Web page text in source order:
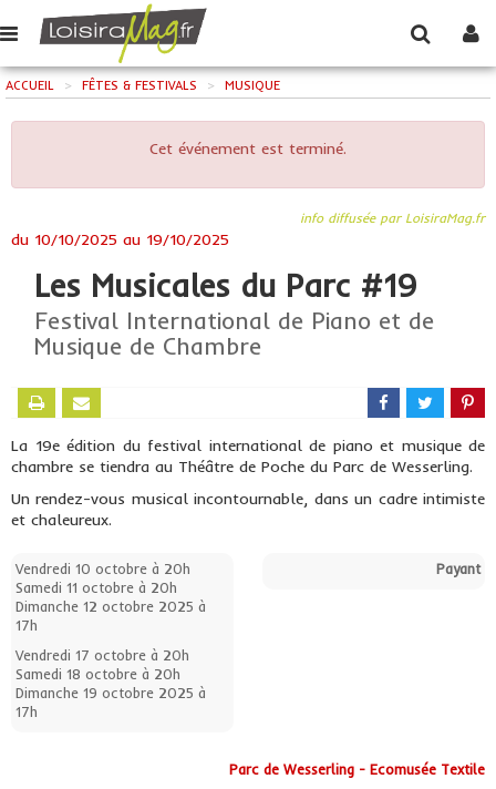
ACCUEIL > FÊTES & FESTIVALS > MUSIQUE
Cet événement est terminé.
info diffusée par LoisiraMag.fr
du 10/10/2025 au 19/10/2025
Les Musicales du Parc #19
Festival International de Piano et de
Musique de Chambre
La 19e édition du festival international de piano et musique de
chambre se tiendra au Théâtre de Poche du Parc de Wesserling.
Un rendez-vous musical incontournable, dans un cadre intimiste
et chaleureux.
Vendredi 10 octobre à 20h
Samedi 11 octobre à 20h
Dimanche 12 octobre 2025 à
17h
Vendredi 17 octobre à 20h
Samedi 18 octobre à 20h
Dimanche 19 octobre 2025 à
17h
Payant
Parc de Wesserling - Ecomusée Textile